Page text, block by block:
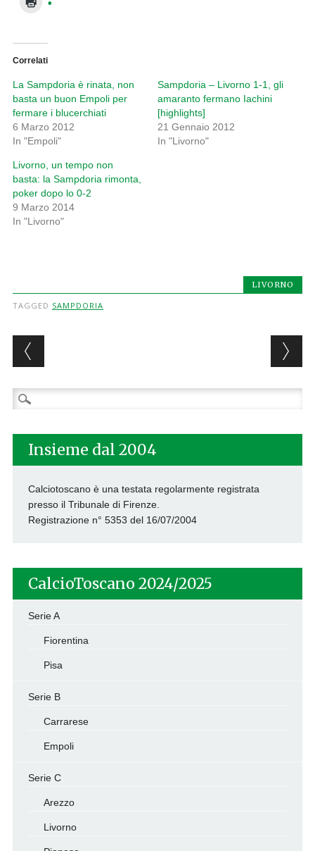
Correlati
La Sampdoria è rinata, non
basta un buon Empoli per
fermare i blucerchiati
6 Marzo 2012
In "Empoli"
Sampdoria – Livorno 1-1, gli
amaranto fermano Iachini
[highlights]
21 Gennaio 2012
In "Livorno"
Livorno, un tempo non
basta: la Sampdoria rimonta,
poker dopo lo 0-2
9 Marzo 2014
In "Livorno"
LIVORNO
TAGGED SAMPDORIA
Post navigation
Ricerca
per:
Insieme dal 2004
Calciotoscano è una testata regolarmente registrata
presso il Tribunale di Firenze.
Registrazione n° 5353 del 16/07/2004
CalcioToscano 2024/2025
Serie A
Fiorentina
Pisa
Serie B
Carrarese
Empoli
Serie C
Arezzo
Livorno